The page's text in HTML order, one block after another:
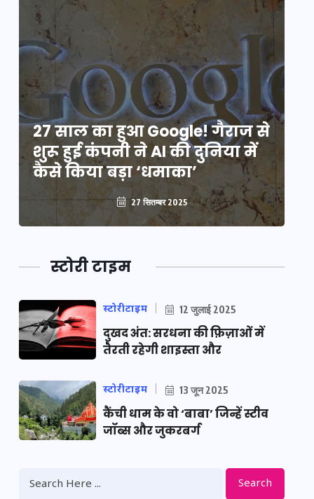
27 साल का हुआ Google! गैराज से
शुरू हुई कंपनी ने AI की दुनिया में
कैसे किया बड़ा ‘धमाका’
27 सितम्बर 2025
स्टोरी टाइम
स्टोरीटाइम 12 जुलाई 2025
दुखद अंत: सरधना की फ़िज़ाओं में
तैरती रहेगी शाइस्ता और
स्टोरीटाइम 13 जून 2025
कैंची धाम के वो ‘बाबा’ जिन्हें स्टीव
जॉब्स और जुकरबर्ग
Search